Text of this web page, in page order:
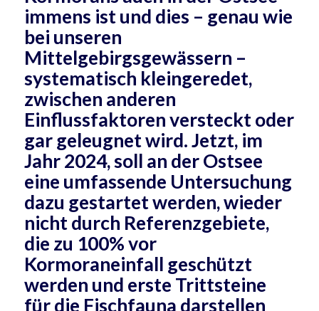
immens ist und dies – genau wie
bei unseren
Mittelgebirgsgewässern –
systematisch kleingeredet,
zwischen anderen
Einflussfaktoren versteckt oder
gar geleugnet wird. Jetzt, im
Jahr 2024, soll an der Ostsee
eine umfassende Untersuchung
dazu gestartet werden, wieder
nicht durch Referenzgebiete,
die zu 100% vor
Kormoraneinfall geschützt
werden und erste Trittsteine
für die Fischfauna darstellen